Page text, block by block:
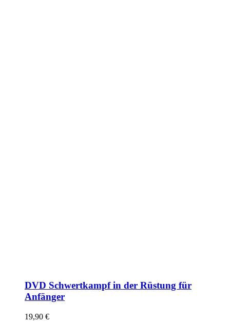
DVD Schwertkampf in der Rüstung für
Anfänger
19,90 €